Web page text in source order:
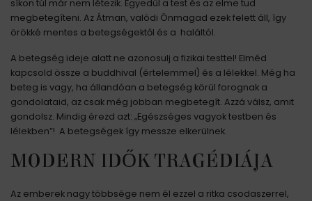
síkon túl már nem létezik. Egyedül a test és az elme tud
megbetegíteni. Az Átman, valódi Önmagad ezek felett áll, így
örökké mentes a betegségektől és a haláltól.
A betegség ideje alatt ne azonosulj a fizikai testtel! Elméd
kapcsold össze a buddhival (értelemmel) és a lélekkel. Még ha
beteg is vagy, ha állandóan a betegség körül forognak a
gondolataid, az csak még jobban megbetegít. Azzá válsz, amit
gondolsz. Mindig érezd azt: „Egészséges vagyok testben és
lélekben”! A betegségek így messze elkerülnek.
MODERN IDŐK TRAGÉDIÁJA
Az emberek nagy többsége nem él ezzel a ritka csodaszerrel,